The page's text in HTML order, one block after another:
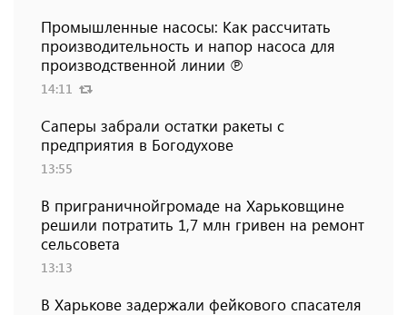
Промышленные насосы: Как рассчитать
производительность и напор насоса для
производственной линии ℗
14:11
Саперы забрали остатки ракеты с
предприятия в Богодухове
13:55
В приграничнойгромаде на Харьковщине
решили потратить 1,7 млн ​​гривен на ремонт
сельсовета
13:13
В Харькове задержали фейкового спасателя